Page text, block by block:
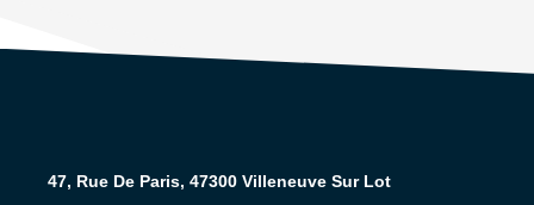
47, Rue De Paris, 47300 Villeneuve Sur Lot